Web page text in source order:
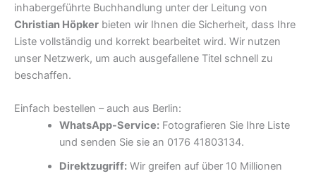
inhabergeführte Buchhandlung unter der Leitung von
Christian Höpker bieten wir Ihnen die Sicherheit, dass Ihre
Liste vollständig und korrekt bearbeitet wird. Wir nutzen
unser Netzwerk, um auch ausgefallene Titel schnell zu
beschaffen.
Einfach bestellen – auch aus Berlin:
WhatsApp-Service:Fotografieren Sie Ihre Liste
und senden Sie sie an 0176 41803134.
Direktzugriff:Wir greifen auf über 10 Millionen